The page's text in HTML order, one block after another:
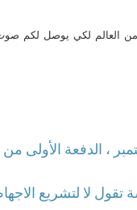
من العالم لكي يوصل لكم
السادس عشر، سيرسم لأول مرة في29
تقول لا لتشريع